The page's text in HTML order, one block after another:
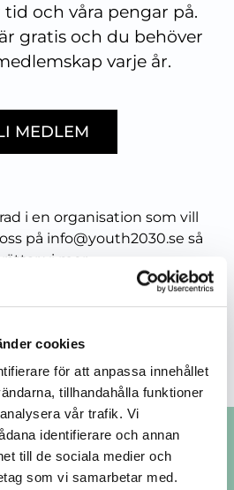
cookies
för att anpassa innehållet
tillhandahålla funktioner
vår trafik. Vi
identifierare och annan
till de sociala medier och
som vi samarbetar med.
tid och våra pengar på.
gratis och du behöver
varje år.
MEDLEM
i en organisation som vill
på info@youth2030.se så
vi mer.